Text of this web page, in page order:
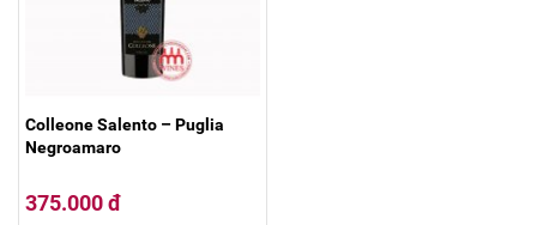
Colleone Salento – Puglia
Negroamaro
375.000 đ